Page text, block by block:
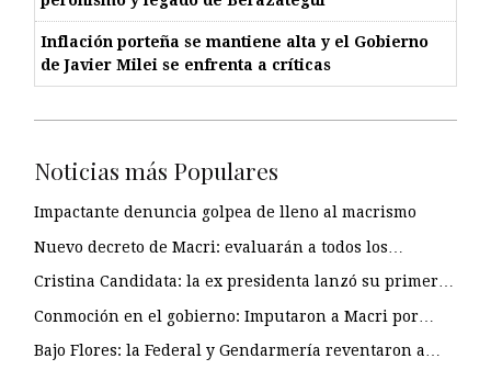
Inflación porteña se mantiene alta y el Gobierno
de Javier Milei se enfrenta a críticas
Noticias más Populares
Impactante denuncia golpea de lleno al macrismo
Nuevo decreto de Macri: evaluarán a todos los…
Cristina Candidata: la ex presidenta lanzó su primer…
Conmoción en el gobierno: Imputaron a Macri por…
Bajo Flores: la Federal y Gendarmería reventaron a…